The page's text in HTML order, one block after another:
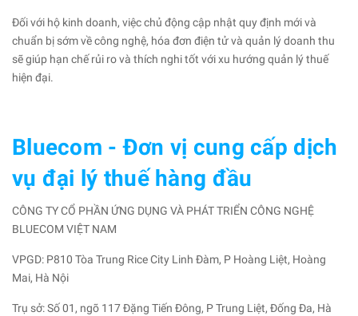
Đối với hộ kinh doanh, việc chủ động cập nhật quy định mới và
chuẩn bị sớm về công nghệ, hóa đơn điện tử và quản lý doanh thu
sẽ giúp hạn chế rủi ro và thích nghi tốt với xu hướng quản lý thuế
hiện đại.
Bluecom - Đơn vị cung cấp dịch
vụ đại lý thuế hàng đầu
CÔNG TY CỔ PHẦN ỨNG DỤNG VÀ PHÁT TRIỂN CÔNG NGHỆ
BLUECOM VIỆT NAM
VPGD: P810 Tòa Trung Rice City Linh Đàm, P Hoàng Liệt, Hoàng
Mai, Hà Nội
Trụ sở: Số 01, ngõ 117 Đặng Tiến Đông, P Trung Liệt, Đống Đa, Hà